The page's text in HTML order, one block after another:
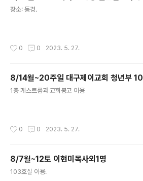
장소: 동경.
0 0 2023. 5. 27.
8/14월~20주일 대구제이교회 청년부
1층 게스트룸과 교회봉고 이용
0 0 2023. 5. 27.
8/7월~12토 이현미목사외1명
103호실 이용.